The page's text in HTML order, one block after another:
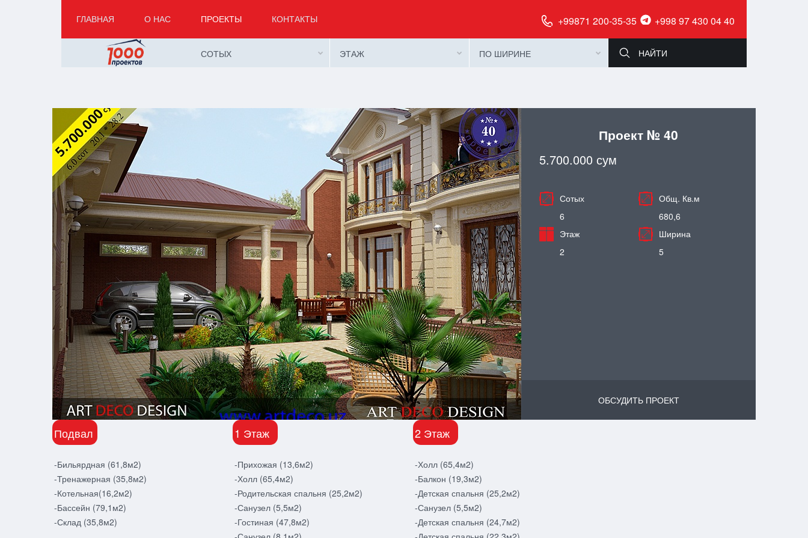
ГЛАВНАЯ О НАС ПРОЕКТЫ КОНТАКТЫ +99871 200-35-35 +998 97 430 04 40
СОТЫХ ЭТАЖ ПО ШИРИНЕ
Проект № 40
5.700.000 сум
Сотых
6
Общ. Кв.м
680,6
Этаж
2
Ширина
5
ОБСУДИТЬ ПРОЕКТ
Подвал
-Бильярдная (61,8м2)
-Тренажерная (35,8м2)
-Котельная(16,2м2)
-Бассейн (79,1м2)
-Склад (35,8м2)
1 Этаж
-Прихожая (13,6м2)
-Холл (65,4м2)
-Родительская спальня (25,2м2)
-Санузел (5,5м2)
-Гостиная (47,8м2)
2 Этаж
-Холл (65,4м2)
-Балкон (19,3м2)
-Детская спальня (25,2м2)
-Санузел (5,5м2)
-Детская спальня (24,7м2)